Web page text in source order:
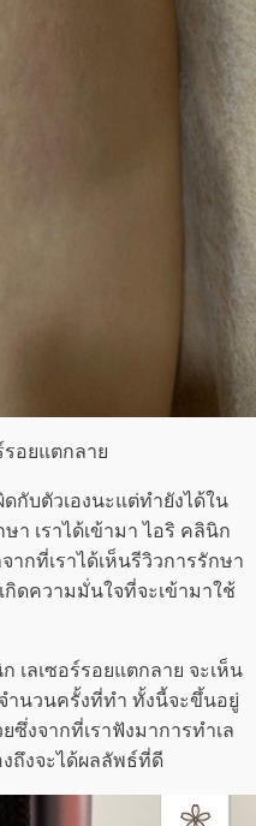
อยแตกลาย
กับตัวเองนะแต่ทำยังได้ใน
า เราได้เข้ามา ไอริ คลินิก
กที่เราได้เห็นรีวิวการรักษา
ดความมั่นใจที่จะเข้ามาใช้
เลเซอร์รอยแตกลาย จะเห็น
ำนวนครั้งที่ทำ ทั้งนี้จะขึ้นอยู่
ซึ่งจากที่เราฟังมาการทำเล
ถึงจะได้ผลลัพธ์ที่ดี